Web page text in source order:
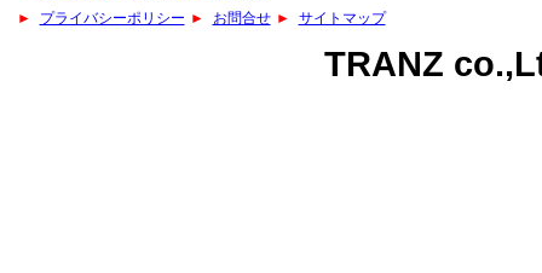
►
プライバシーポリシー ► お問合せ ► サイトマップ
TRANZ